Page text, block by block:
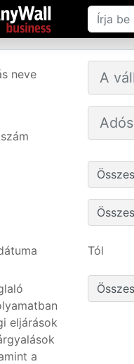
neve
Tól
eljárások
a